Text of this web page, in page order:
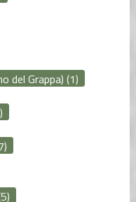
del Grappa) (1)